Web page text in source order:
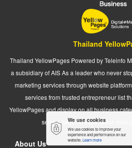
Thailand
Thailand YellowPages Powered by Teleinfo
a subsidiary of AIS As a leader who never
marketing services through website
services from trusted entrepreneur list
YellowPages and display on all business
service beyond expectation from
About Us
We use cookies
We use cookies to improve your
experience and performance on our
website. Learn more